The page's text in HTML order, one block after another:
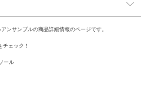
ンサンブルの商品詳細情報のページです。
ェック！
ール